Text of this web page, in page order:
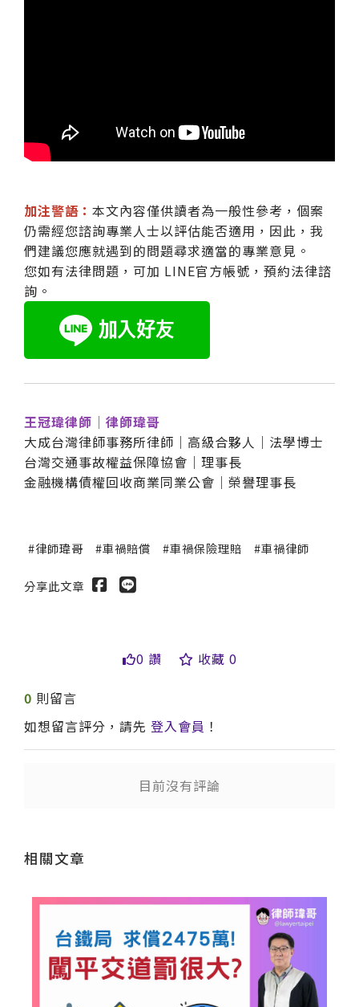
加注警語： 本文內容僅供讀者為一般性參考，個案
仍需經您諮詢專業人士以評估能否適用，因此，我
們建議您應就遇到的問題尋求適當的專業意見。
您如有法律問題，可加 LINE官方帳號，預約法律諮
詢。
王冠瑋律師｜律師瑋哥
大成台灣律師事務所律師｜高級合夥人｜法學博士
台灣交通事故權益保障協會｜理事長
金融機構債權回收商業同業公會｜榮譽理事長
律師瑋哥 車禍賠償 車禍保險理賠 車禍律師
分享此文章
0 讚 收藏 0
0 則留言
如想留言評分，請先 登入會員 ！
目前沒有評論
相關文章